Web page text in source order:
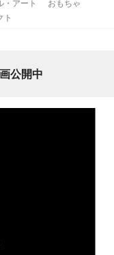
・アート
おもちゃ
ト
公開中